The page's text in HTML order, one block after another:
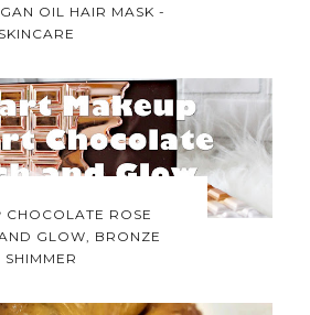
OIL HAIR MASK -
CHOCOLATE ROSE
GLOW, BRONZE
SHIMMER